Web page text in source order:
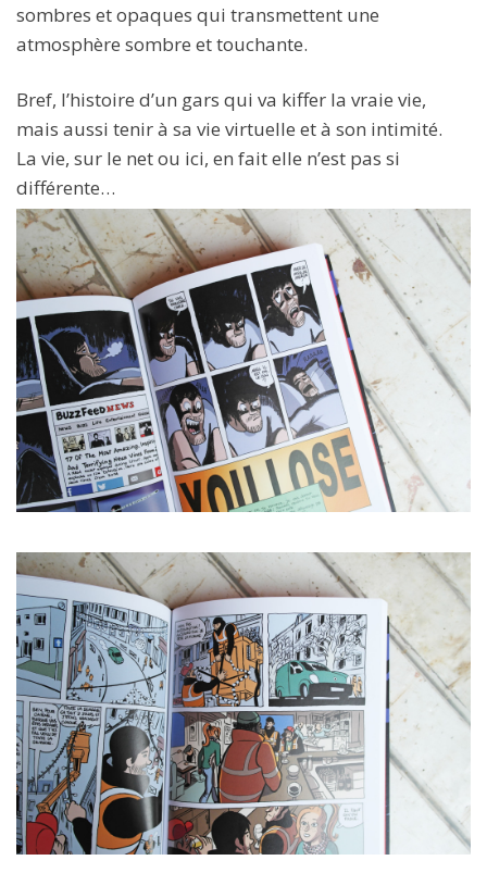
sombres et opaques qui transmettent une
atmosphère sombre et touchante.
Bref, l’histoire d’un gars qui va kiffer la vraie vie,
mais aussi tenir à sa vie virtuelle et à son intimité.
La vie, sur le net ou ici, en fait elle n’est pas si
différente…